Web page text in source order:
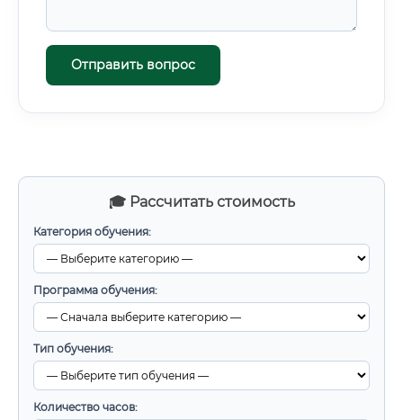
🎓 Рассчитать стоимость
Категория обучения:
Программа обучения:
Тип обучения:
Количество часов:
Отправить вопрос